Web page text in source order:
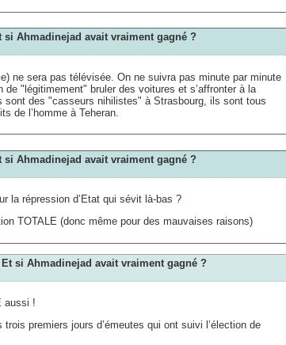
si Ahmadinejad avait vraiment gagné ?
ne sera pas télévisée. On ne suivra pas minute par minute
de "légitimement" bruler des voitures et s’affronter à la
sont des "casseurs nihilistes" à Strasbourg, ils sont tous
de l’homme à Teheran.
si Ahmadinejad avait vraiment gagné ?
la répression d’Etat qui sévit là-bas ?
TOTALE (donc même pour des mauvaises raisons)
si Ahmadinejad avait vraiment gagné ?
aussi !
premiers jours d’émeutes qui ont suivi l’élection de